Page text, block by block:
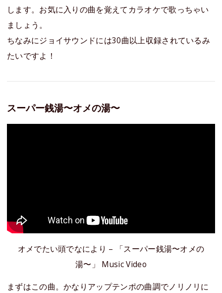
します。お気に入りの曲を覚えてカラオケで歌っちゃい
ましょう。
ちなみにジョイサウンドには30曲以上収録されているみ
たいですよ！
スーパー銭湯〜オメの湯〜
オメでたい頭でなにより – 「スーパー銭湯〜オメの
湯〜」 Music Video
まずはこの曲。かなりアップテンポの曲調でノリノリに